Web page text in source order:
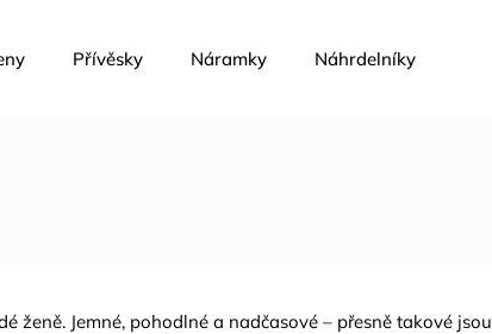
Přívěsky Náramky Náhrdelníky
ženě. Jemné, pohodlné a nadčasové – přesně takové jsou